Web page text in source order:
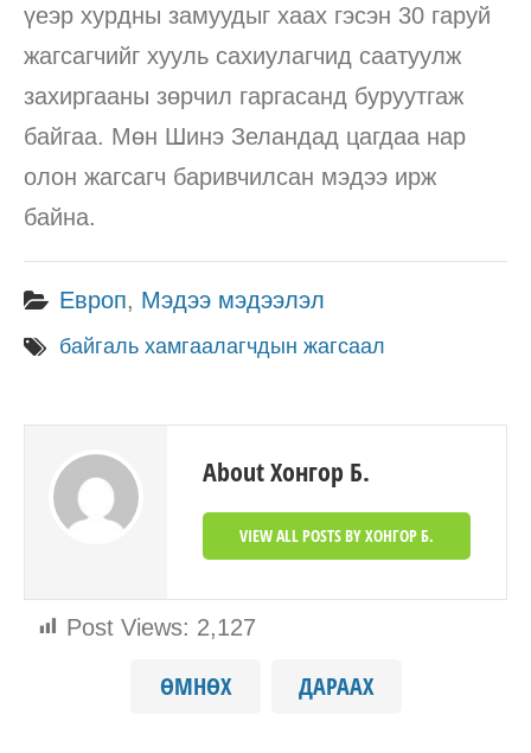
үеэр хурдны замуудыг хаах гэсэн 30 гаруй
жагсагчийг хууль сахиулагчид саатуулж
захиргааны зөрчил гаргасанд буруутгаж
байгаа. Мөн Шинэ Зеландад цагдаа нар
олон жагсагч баривчилсан мэдээ ирж
байна.
Post Views: 2,127
Европ, Мэдээ мэдээлэл
байгаль хамгаалагчдын жагсаал
About Хонгор Б.
VIEW ALL POSTS BY ХОНГОР Б.
ӨМНӨХ ДАРААХ